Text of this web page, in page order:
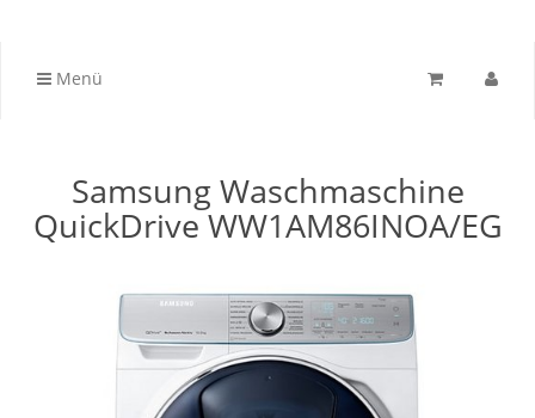
Menü
Samsung Waschmaschine
QuickDrive WW1AM86INOA/EG